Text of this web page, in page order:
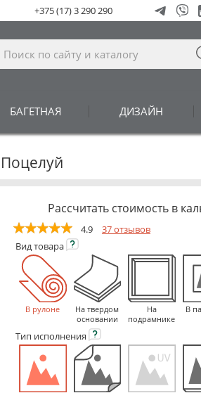
БАГЕТНАЯ ДИЗАЙН
+375 (17) 3 290 290
Рассчитать стоимость в
4.9
37 отзывов
Видтовара
В рулоне
На твердом
основании
На
подрамнике
В
Тип исполнения